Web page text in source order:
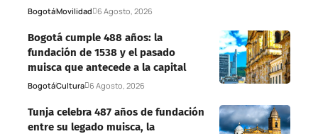
BogotáMovilidad 6 Agosto, 2026
Bogotá cumple 488 años: la
fundación de 1538 y el pasado
muisca que antecede a la capital
BogotáCultura 6 Agosto, 2026
Tunja celebra 487 años de fundación
entre su legado muisca, la